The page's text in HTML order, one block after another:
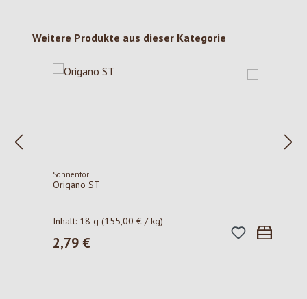
Produktgalerie überspringen
Weitere Produkte aus dieser Kategorie
Sonnentor
Origano ST
Inhalt: 18 g(155,00 € / kg)
Regulärer Preis:
2,79 €